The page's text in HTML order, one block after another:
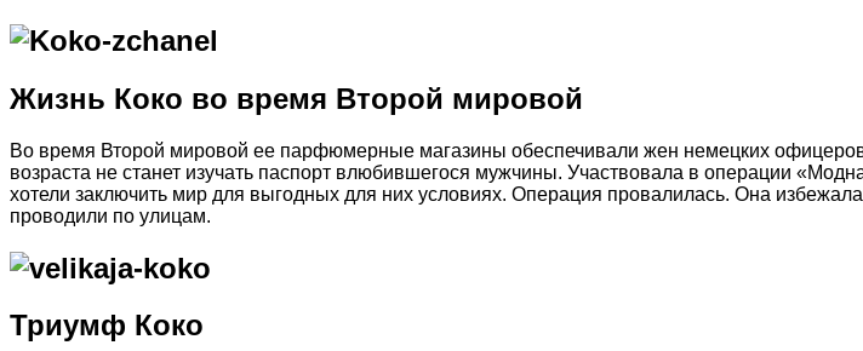
Жизнь Коко во время Второй мировой
Во время Второй мировой ее парфюмерные магазины обеспечивали жен немецких
возраста не станет изучать паспорт влюбившегося мужчины. Участвовала в операции
хотели заключить мир для выгодных для них условиях. Операция провалилась. Она
проводили по улицам.
Триумф Коко